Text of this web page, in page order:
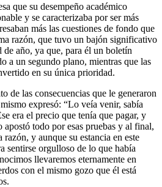
que su desempeño académico
y se caracterizaba por ser más
más las cuestiones de fondo que
razón, que tuvo un bajón significativo
de año, ya que, para él un boletín
a un segundo plano, mientras que las
en su única prioridad.
de las consecuencias que le generaron
expresó: “Lo veía venir, sabía
era el precio que tenía que pagar, y
todo por esas pruebas y al final,
y aunque su estancia en este
sentirse orgulloso de lo que había
llevaremos eternamente en
con el mismo gozo que él está